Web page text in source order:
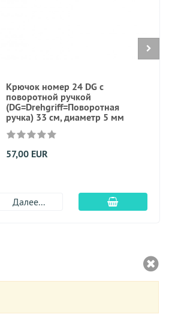
Крючок номер 24 DG с
поворотной ручкой
(DG=Drehgriff=Поворотная
ручка) 33 см, диаметр 5 мм
57,00 EUR
Далее... Добавить в